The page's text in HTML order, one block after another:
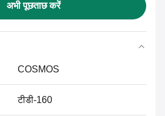
अभी पूछताछ करें
COSMOS
टीडी-160